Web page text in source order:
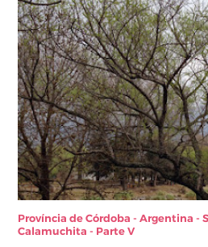
Província de Córdoba - Argentina -
Calamuchita - Parte V